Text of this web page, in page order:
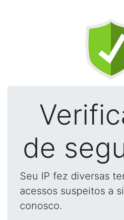
de
Seu IP fez diversas
acessos suspeitos a
conosco.